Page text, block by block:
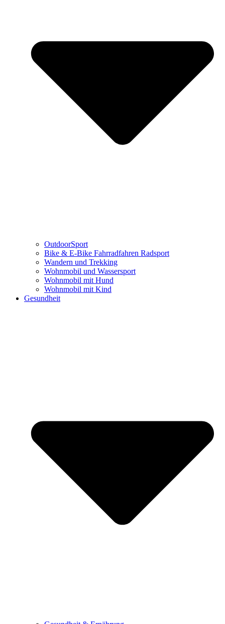
OutdoorSport
Bike & E-Bike Fahrradfahren Radsport
Wandern und Trekking
Wohnmobil und Wassersport
Wohnmobil mit Hund
Wohnmobil mit Kind
Gesundheit